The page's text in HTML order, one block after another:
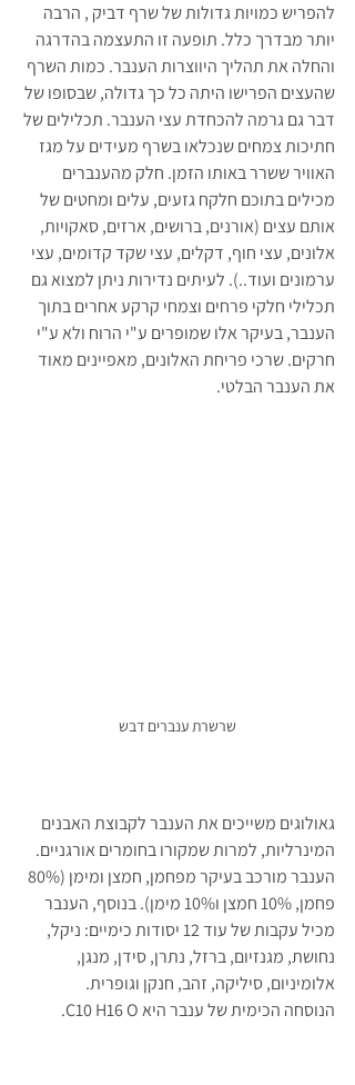
להפריש כמויות גדולות של שרף דביק , הרבה
יותר מבדרך כלל. תופעה זו התעצמה בהדרגה
והחלה את תהליך היווצרות הענבר. כמות השרף
שהעצים הפרישו היתה כל כך גדולה, שבסופו של
דבר גם גרמה להכחדת עצי הענבר. תכלילים של
חתיכות צמחים שנכלאו בשרף מעידים על מגז
האוויר ששרר באותו הזמן. חלק מהענברים
מכילים בתוכם חלקח גזעים, עלים ומחטים של
אותם עצים (אורנים, ברושים, ארזים, סאקויות,
אלונים, עצי חוף, דקלים, עצי שקד קדומים, עצי
ערמונים ועוד..). לעיתים נדירות ניתן למצוא גם
תכלילי חלקי פרחים וצמחי קרקע אחרים בתוך
הענבר, בעיקר אלו שמופרים ע"י הרוח ולא ע"י
חרקים. שרכי פריחת האלונים, מאפיינים מאוד
את הענבר הבלטי.
שרשרת ענברים דבש
גאולוגים משייכים את הענבר לקבוצת האבנים
המינרליות, למרות שמקורו בחומרים אורגניים.
פחמן, 10% חמצן ו10% מימן). בנוסף, הענבר
מכיל עקבות של עוד 12 יסודות כימיים: ניקל,
נחושת, מגנזיום, ברזל, נתרן, סידן, מנגן,
אלומיניום, סיליקה, זהב, חנקן וגופרית.
הנוסחה הכימית של ענבר היא C10 H16 O.